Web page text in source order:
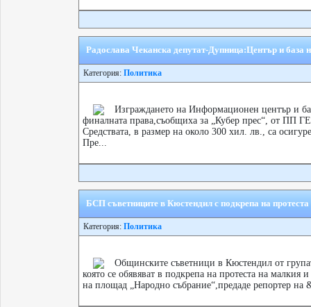
Радослава Чеканска депутат-Дупница:Център и
Категория: Политика
Изграждането на Информационен център и
финалната права,съобщиха за „Кубер прес“, от ПП
Средствата, в размер на около 300 хил. лв., са
Пре...
БСП съветниците в Кюстендил с подкрепа на протеста
Категория: Политика
Общинските съветници в Кюстендил от
която се обявяват в подкрепа на протеста на малкия
на площад „Народно събрание“,предаде репортер на